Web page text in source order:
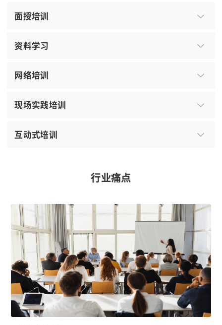
面授培训
分散或远程员工来说参与不便，且成本较高。
资料学习
要求受训者具备较强的自主学习能力。
网络培训
面对面的互动和即时反馈，受训者的自律性直接影
现场实践培训
实践环境和设备成本较高，且安全风险较大。
互动式培训
行业痛点